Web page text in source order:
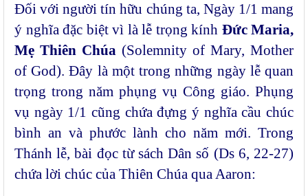
Đối với người tín hữu chúng ta, Ngày 1/1 mang
ý nghĩa đặc biệt vì là lễ trọng kính Đức Maria,
Mẹ Thiên Chúa (Solemnity of Mary, Mother
of God). Đây là một trong những ngày lễ quan
trọng trong năm phụng vụ Công giáo. Phụng
vụ ngày 1/1 cũng chứa đựng ý nghĩa cầu chúc
bình an và phước lành cho năm mới. Trong
Thánh lễ, bài đọc từ sách Dân số (Ds 6, 22-27)
chứa lời chúc của Thiên Chúa qua Aaron: